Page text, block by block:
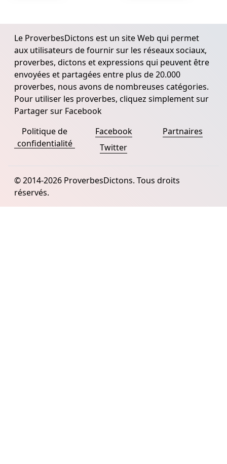
Le ProverbesDictons est un site Web qui permet
aux utilisateurs de fournir sur les réseaux sociaux,
proverbes, dictons et expressions qui peuvent être
envoyées et partagées entre plus de 20.000
proverbes, nous avons de nombreuses catégories.
Pour utiliser les proverbes, cliquez simplement sur
Partager sur Facebook
Politique de
confidentialité
Facebook
Twitter
Partnaires
© 2014-2026 ProverbesDictons. Tous droits
réservés.